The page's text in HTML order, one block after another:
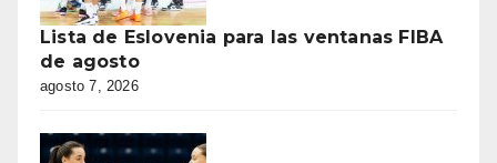
Lista de Eslovenia para las ventanas FIBA
de agosto
agosto 7, 2026